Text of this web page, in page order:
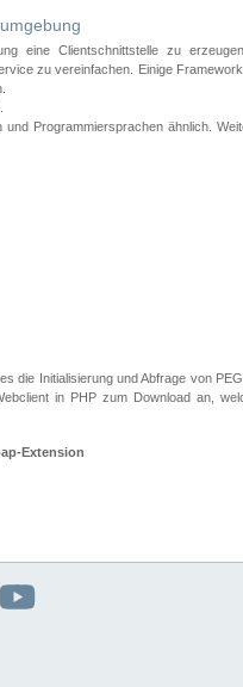
eine Clientschnittstelle zu
zu vereinfachen. Einige
Programmiersprachen ähnlich.
die Initialisierung und Abfrage von
in PHP zum Download an,
Extension